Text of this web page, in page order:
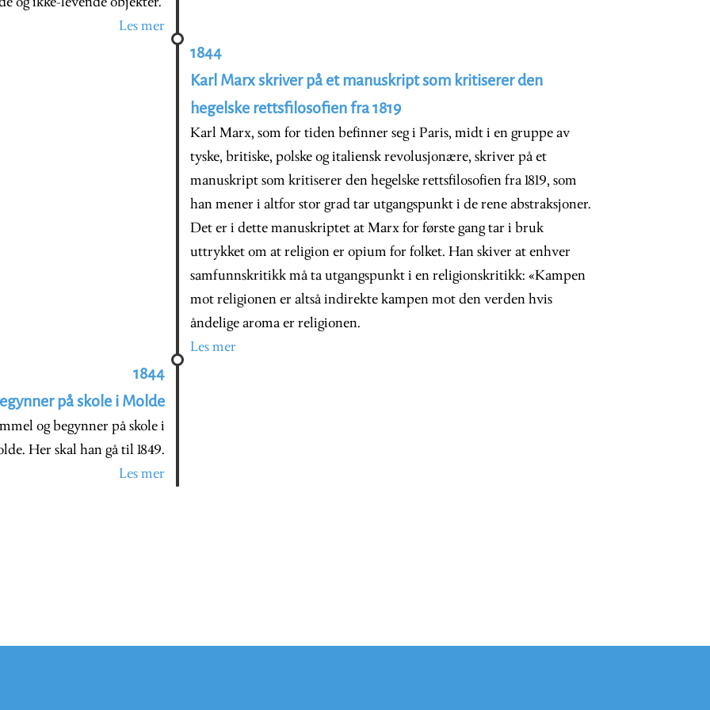
og ikke-levende objekter.
Les mer
1844
Karl Marx skriver på et manuskript som kritiserer den
hegelske rettsfilosofien fra 1819
Karl Marx, som for tiden befinner seg i Paris, midt i en gruppe av
tyske, britiske, polske og italiensk revolusjonære, skriver på et
manuskript som kritiserer den hegelske rettsfilosofien fra 1819, som
han mener i altfor stor grad tar utgangspunkt i de rene abstraksjoner.
Det er i dette manuskriptet at Marx for første gang tar i bruk
uttrykket om at religion er opium for folket. Han skiver at enhver
samfunnskritikk må ta utgangspunkt i en religionskritikk: «Kampen
mot religionen er altså indirekte kampen mot den verden hvis
åndelige aroma er religionen.
Les mer
1844
på skole i Molde
og begynner på skole i
Her skal han gå til 1849.
Les mer